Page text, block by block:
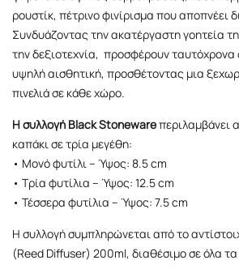
ρουστίκ, πέτρινο φινίρισμα που αποπνέει
Συνδυάζοντας την ακατέργαστη γοητεία
την δεξιοτεχνία, προσφέρουν ταυτόχρονα
υψηλή αισθητική, προσθέτοντας μια
πινελιά σε κάθε χώρο.
Η συλλογή Black Stonewareπεριλαμβάνει
καπάκι σε τρία μεγέθη:
• Μονό φυτίλι – Ύψος: 8.5 cm
• Τρία φυτίλια – Ύψος: 12.5 cm
• Τέσσερα φυτίλια – Ύψος: 7.5 cm
Η συλλογή συμπληρώνεται από το
(Reed Diffuser) 200ml, διαθέσιμο σε όλα